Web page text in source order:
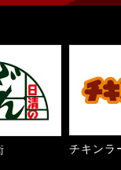
チキンラ